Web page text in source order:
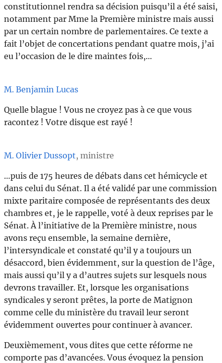
constitutionnel rendra sa décision puisqu’il a été saisi,
notamment par Mme la Première ministre mais aussi
par un certain nombre de parlementaires. Ce texte a
fait l’objet de concertations pendant quatre mois, j’ai
eu l’occasion de le dire maintes fois,…
M. Benjamin Lucas
Quelle blague ! Vous ne croyez pas à ce que vous
racontez ! Votre disque est rayé !
M. Olivier Dussopt, ministre
…puis de 175 heures de débats dans cet hémicycle et
dans celui du Sénat. Il a été validé par une commission
mixte paritaire composée de représentants des deux
chambres et, je le rappelle, voté à deux reprises par le
Sénat. À l’initiative de la Première ministre, nous
avons reçu ensemble, la semaine dernière,
l’intersyndicale et constaté qu’il y a toujours un
désaccord, bien évidemment, sur la question de l’âge,
mais aussi qu’il y a d’autres sujets sur lesquels nous
devrons travailler. Et, lorsque les organisations
syndicales y seront prêtes, la porte de Matignon
comme celle du ministère du travail leur seront
évidemment ouvertes pour continuer à avancer.
Deuxièmement, vous dites que cette réforme ne
comporte pas d’avancées. Vous évoquez la pension